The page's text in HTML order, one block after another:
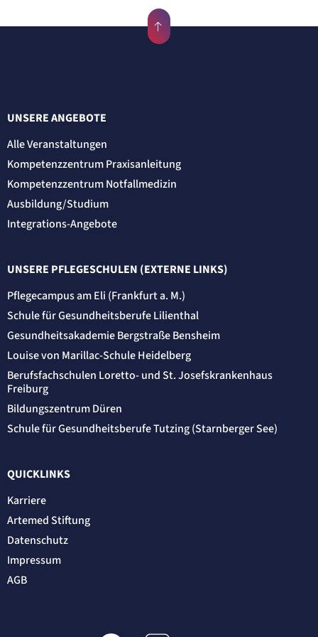
UNSERE ANGEBOTE
Alle Veranstaltungen
Kompetenzzentrum Praxisanleitung
Kompetenzzentrum Notfallmedizin
Ausbildung/Studium
Integrations-Angebote
UNSERE PFLEGESCHULEN (EXTERNE LINKS)
Pflegecampus am Eli (Frankfurt a. M.)
Schule für Gesundheitsberufe Lilienthal
Gesundheitsakademie Bergstraße Bensheim
Louise von Marillac-Schule Heidelberg
Berufsfachschulen Loretto- und St. Josefskrankenhaus
Freiburg
Bildungszentrum Düren
Schule für Gesundheitsberufe Tutzing (Starnberger See)
QUICKLINKS
Karriere
Artemed Stiftung
Datenschutz
Impressum
AGB